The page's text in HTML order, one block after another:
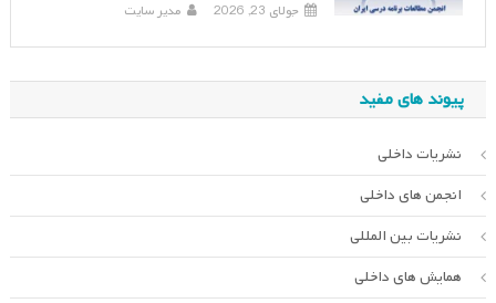
جولای 23, 2026 مدیر سایت
پیوند های مفید
نشریات داخلی
انجمن های داخلی
نشریات بین المللی
همایش های داخلی